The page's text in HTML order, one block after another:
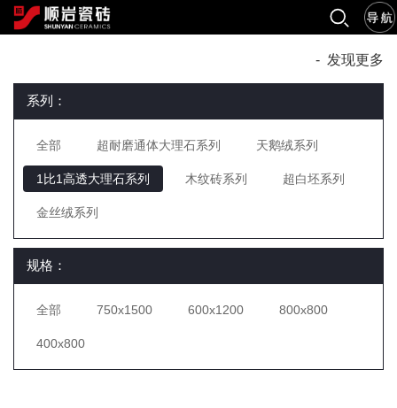
- 发现更多
系列：
全部 超耐磨通体大理石系列 天鹅绒系列
1比1高透大理石系列 木纹砖系列 超白坯系列
金丝绒系列
规格：
全部 750x1500 600x1200 800x800
400x800